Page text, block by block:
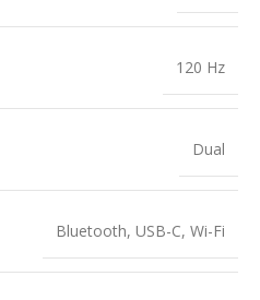
120 Hz
Dual
Bluetooth, USB-C, Wi-Fi